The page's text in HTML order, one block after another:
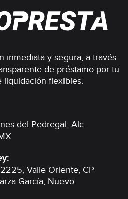
inmediata y segura, a través
de préstamo por tu
liquidación flexibles.
del Pedregal, Alc.
Valle Oriente, CP
García, Nuevo